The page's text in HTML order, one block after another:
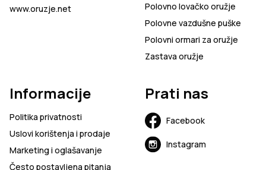
www.oruzje.net
Polovno lovačko oružje
Polovne vazdušne puške
Polovni ormari za oružje
Zastava oružje
Informacije
Politika privatnosti
Uslovi korištenja i prodaje
Marketing i oglašavanje
Često postavljena pitanja
Prati nas
Facebook
Instagram